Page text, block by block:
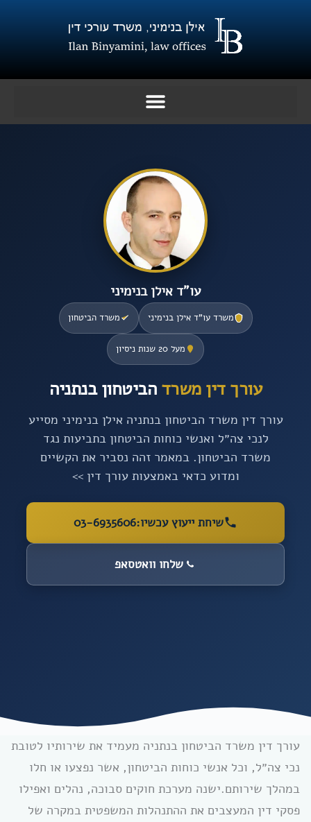
משרד עו”ד אילן בנימיני משרד הביטחון
מעל 20 שנות ניסיון
עורך דין משרד הביטחון בנתניה
עורך דין משרד הביטחון בנתניה אילן בנימיני מסייע
לנכי צה״ל ואנשי כוחות הביטחון בתביעות נגד
משרד הביטחון. במאמר זהה נסביר את הקשיים
ומדוע כדאי באמצעות עורך דין >>
שיחת ייעוץ עכשיו:03-6935606
שלחו וואטסאפ
עו”ד אילן בנימיני
עורך דין משרד הביטחון בנתניה מעמיד את שירותיו לטובת
נכי צה״ל, וכל אנשי כוחות הביטחון, אשר נפצעו או חלו
במהלך שירותם.ישנה מערכת חוקים סבוכה, נהלים ואפילו
פסקי דין המעצבים את ההתנהלות המשפטית במקרה של